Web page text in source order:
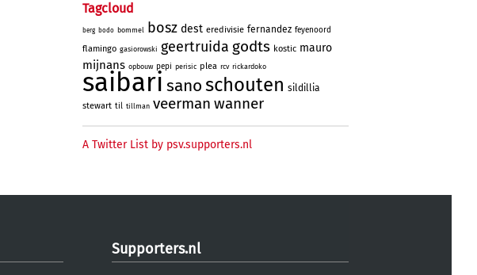
Tagcloud
berg bodo bommel bosz dest eredivisie fernandez feyenoord
flamingo gasiorowski geertruida godts kostic mauro
mijnans opbouw pepi perisic plea rcv rickardoko
saibari sanoschouten sildillia
stewart til tillman veerman wanner
A Twitter List by psv.supporters.nl
Supporters.nl